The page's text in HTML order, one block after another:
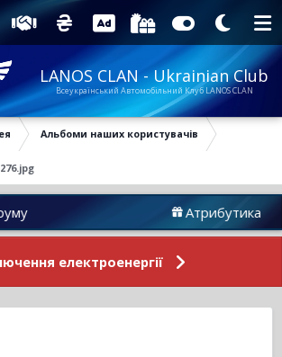
LANOS CLAN - Ukrainian Club
Всеукраїнський Автомобільний Клуб LANOS CLAN
Альбоми наших користувачів
Атрибутика
електроенергії